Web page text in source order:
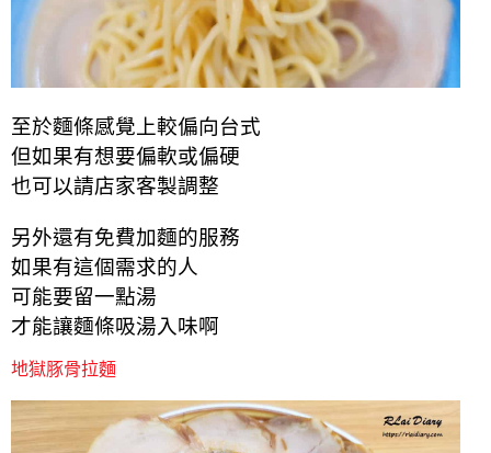
至於麵條感覺上較偏向台式
但如果有想要偏軟或偏硬
也可以請店家客製調整
另外還有免費加麵的服務
如果有這個需求的人
可能要留一點湯
才能讓麵條吸湯入味啊
地獄豚骨拉麵